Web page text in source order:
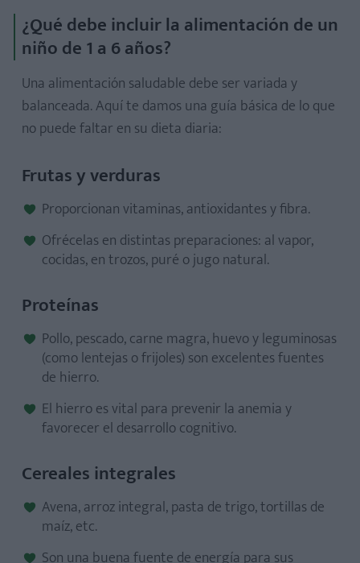
¿Qué debe incluir la alimentación de un
niño de 1 a 6 años?
Una alimentación saludable debe ser variada y
balanceada. Aquí te damos una guía básica de lo que
no puede faltar en su dieta diaria:
Frutas y verduras
Proporcionan vitaminas, antioxidantes y fibra.
Ofrécelas en distintas preparaciones: al vapor,
cocidas, en trozos, puré o jugo natural.
Proteínas
Pollo, pescado, carne magra, huevo y leguminosas
(como lentejas o frijoles) son excelentes fuentes
de hierro.
El hierro es vital para prevenir la anemia y
favorecer el desarrollo cognitivo.
Cereales integrales
Avena, arroz integral, pasta de trigo, tortillas de
maíz, etc.
Son una buena fuente de energía para sus